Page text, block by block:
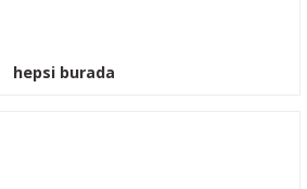
hepsi burada